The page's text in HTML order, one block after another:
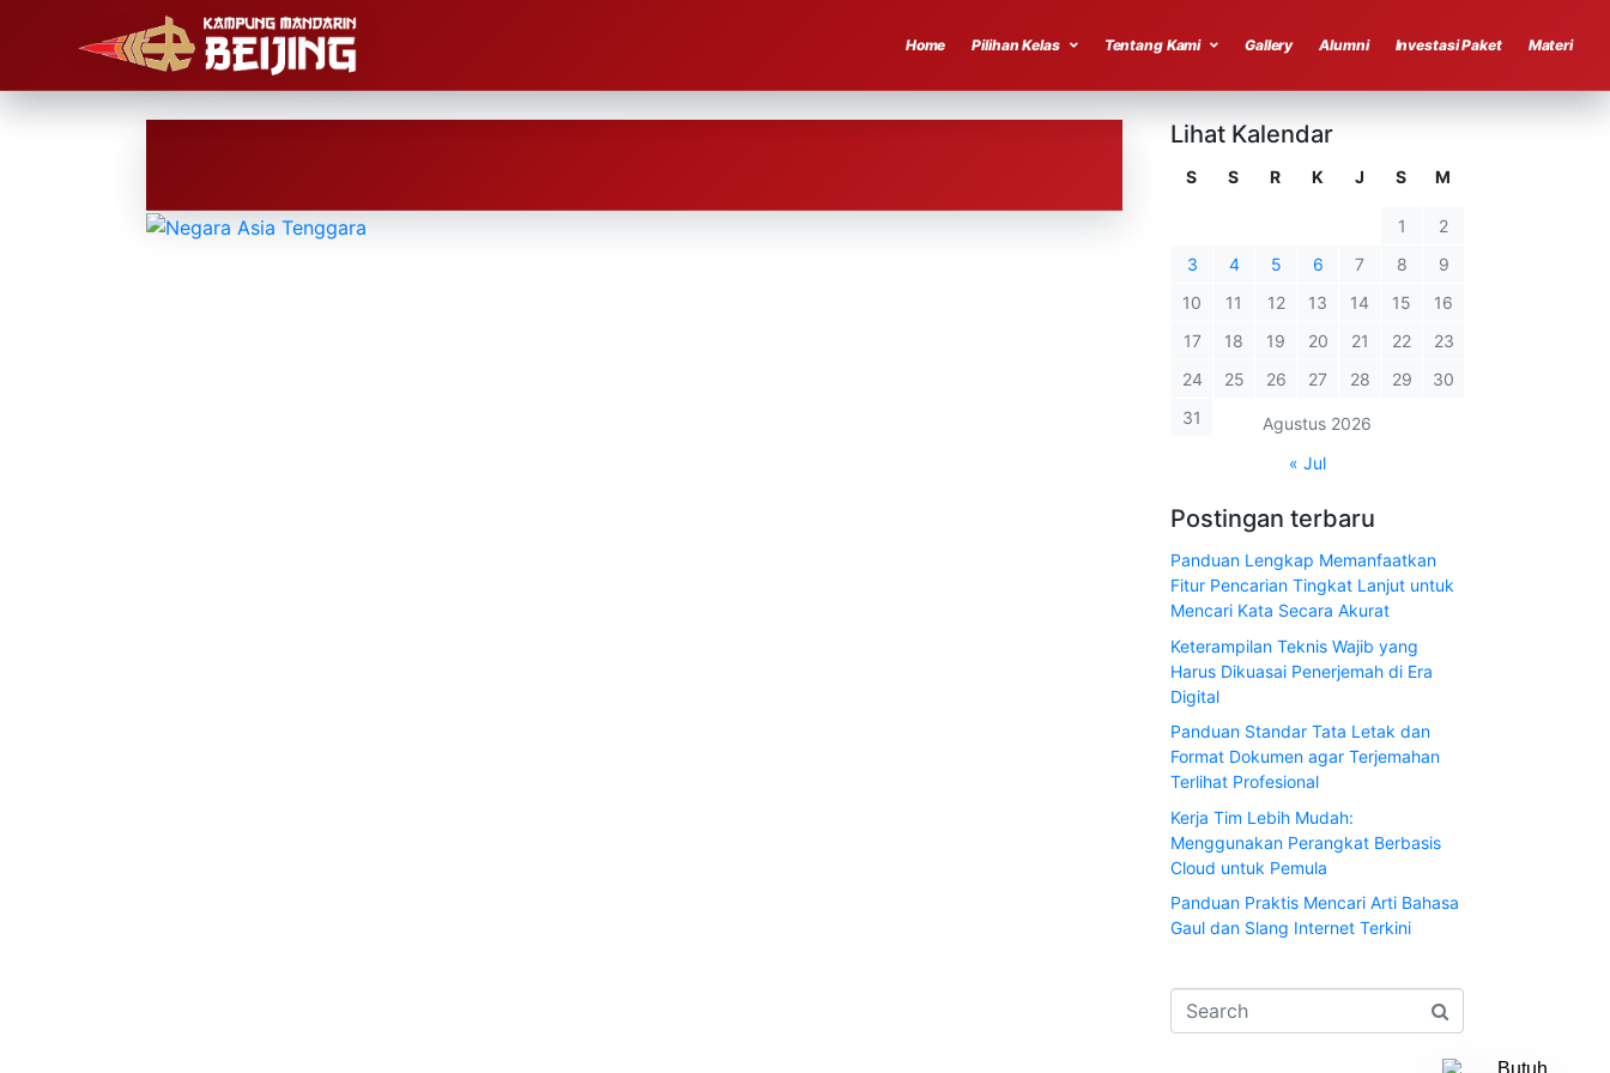
Home Pilihan Kelas Tentang Kami Gallery Alumni Investasi Paket Materi
Lihat Kalendar
Agustus 2026
S S R K J S M
1
2
3
4 5 6 7 8
9
10
11 12 13 14 15
16
17
18 19 20 21 22
23
24
25 26 27 28 29
30
31
« Jul
Postingan terbaru
Panduan Lengkap Memanfaatkan
Fitur Pencarian Tingkat Lanjut untuk
Mencari Kata Secara Akurat
Keterampilan Teknis Wajib yang
Harus Dikuasai Penerjemah di Era
Digital
Panduan Standar Tata Letak dan
Format Dokumen agar Terjemahan
Terlihat Profesional
Kerja Tim Lebih Mudah:
Menggunakan Perangkat Berbasis
Cloud untuk Pemula
Panduan Praktis Mencari Arti Bahasa
Gaul dan Slang Internet Terkini